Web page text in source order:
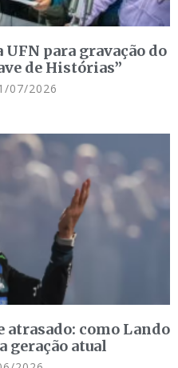
para gravação do
de Histórias”
07/2026
atrasado: como Lando
geração atual